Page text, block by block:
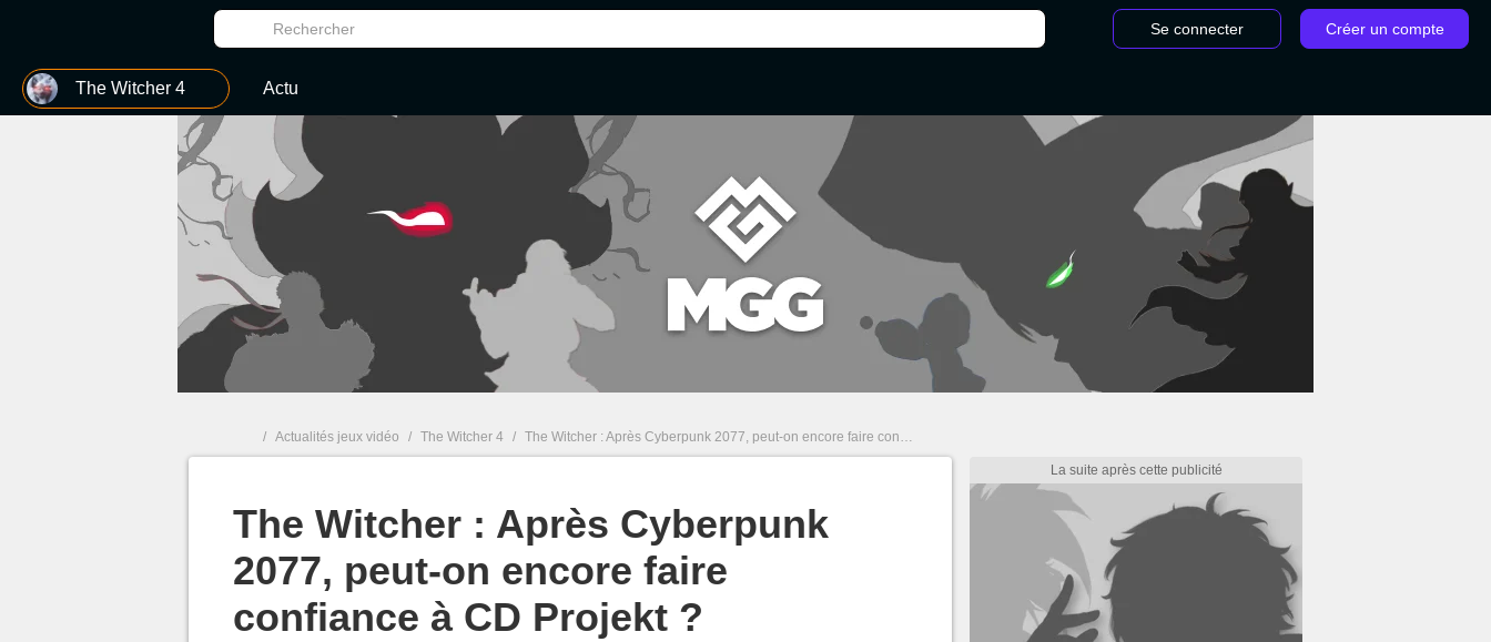
MGG
Se connecter Créer un compte
The Witcher 4 Actu
/ Actualités jeux vidéo / The Witcher 4 / The Witcher : Après Cyberpunk 2077, peut-on encore faire confiance à CD Projekt ?
The Witcher : Après Cyberpunk
2077, peut-on encore faire
confiance à CD Projekt ?